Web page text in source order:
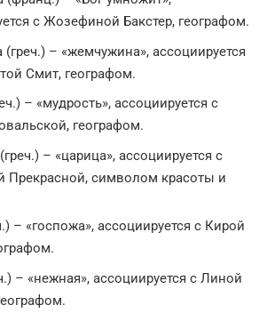
с Жозефиной Бакстер, географом.
(греч.) – «жемчужина», ассоциируется
Смит, географом.
– «мудрость», ассоциируется с
географом.
– «царица», ассоциируется с
Прекрасной, символом красоты и
– «госпожа», ассоциируется с Кирой
– «нежная», ассоциируется с Линой